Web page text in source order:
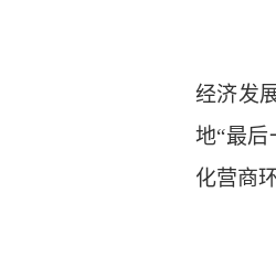
经济发
地“最
化营商